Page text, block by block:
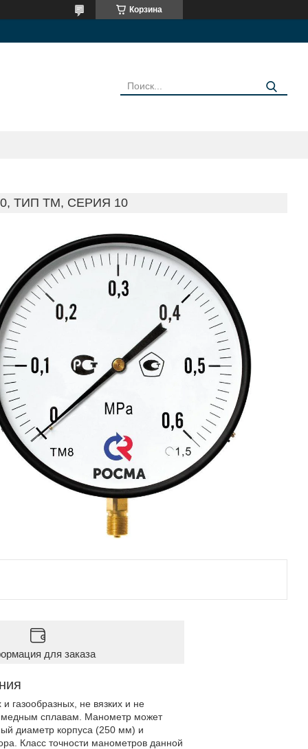
Корзина
ТИП ТМ, СЕРИЯ 10
для заказа
газообразных, не вязких и не
медным сплавам. Манометр может
диаметр корпуса (250 мм) и
Класс точности манометров данной